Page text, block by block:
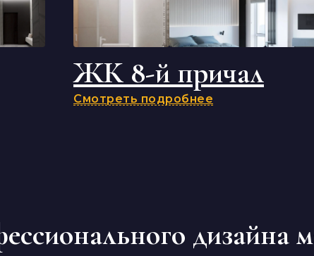
ЖК 8-й причал
Смотреть подробнее
дизайна